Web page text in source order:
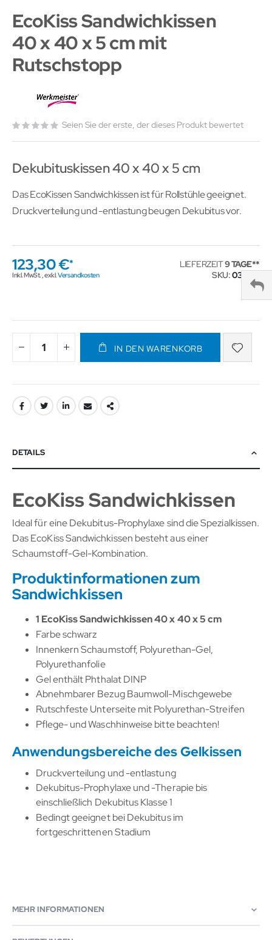
EcoKiss Sandwichkissen
40 x 40 x 5 cm mit
Rutschstopp
Seien Sie der erste, der dieses Produkt bewertet
Dekubituskissen 40 x 40 x 5 cm
Das EcoKissen Sandwichkissen ist für Rollstühle geeignet.
Druckverteilung und -entlastung beugen Dekubitus vor.
123,30 €
Inkl. MwSt.,exkl.Versandkosten
LIEFERZEIT9 TAGE
SKU 031782
IN DEN WARENKORB
DETAILS
EcoKiss Sandwichkissen
Ideal für eine Dekubitus-Prophylaxe sind die Spezialkissen.
Das EcoKiss Sandwichkissen besteht aus einer
Schaumstoff-Gel-Kombination.
Produktinformationen zum
Sandwichkissen
1 EcoKiss Sandwichkissen 40 x 40 x 5 cm
Farbe schwarz
Innenkern Schaumstoff, Polyurethan-Gel,
Polyurethanfolie
Gel enthält Phthalat DINP
Abnehmbarer Bezug Baumwoll-Mischgewebe
Rutschfeste Unterseite mit Polyurethan-Streifen
Pflege- und Waschhinweise bitte beachten!
Anwendungsbereiche des Gelkissen
Druckverteilung und -entlastung
Dekubitus-Prophylaxe und -Therapie bis
einschließlich Dekubitus Klasse 1
Bedingt geeignet bei Dekubitus im
fortgeschrittenen Stadium
MEHR INFORMATIONEN